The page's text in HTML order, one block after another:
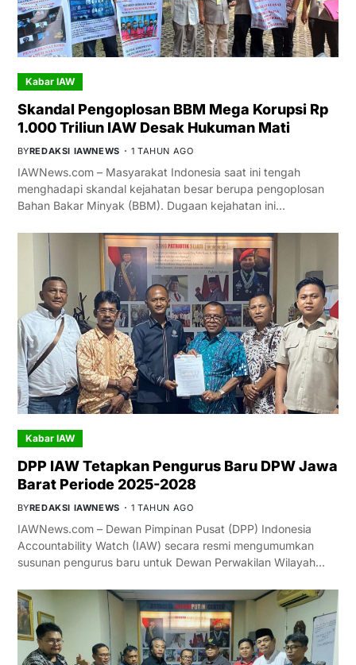
Kabar IAW
Skandal Pengoplosan BBM Mega Korupsi Rp
1.000 Triliun IAW Desak Hukuman Mati
BYREDAKSI IAWNEWS 1 TAHUN AGO
IAWNews.com – Masyarakat Indonesia saat ini tengah
menghadapi skandal kejahatan besar berupa pengoplosan
Bahan Bakar Minyak (BBM). Dugaan kejahatan ini…
Kabar IAW
DPP IAW Tetapkan Pengurus Baru DPW Jawa
Barat Periode 2025-2028
BYREDAKSI IAWNEWS 1 TAHUN AGO
IAWNews.com – Dewan Pimpinan Pusat (DPP) Indonesia
Accountability Watch (IAW) secara resmi mengumumkan
susunan pengurus baru untuk Dewan Perwakilan Wilayah…